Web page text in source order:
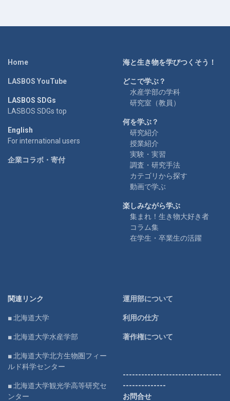
Home
LASBOS YouTube
LASBOS SDGs
LASBOS SDGs top
English
For international users
企業コラボ・寄付
海と生き物を学びつくそう！
どこで学ぶ？
水産学部の学科
研究室（教員）
何を学ぶ？
研究紹介
授業紹介
実験・実習
調査・研究手法
カテゴリから探す
動画で学ぶ
楽しみながら学ぶ
集まれ！生き物大好き者
コラム集
在学生・卒業生の活躍
関連リンク
■ 北海道大学
■ 北海道大学水産学部
■ 北海道大学北方生物圏フィー
ルド科学センター
■ 北海道大学観光学高等研究セ
ンター
運用部について
利用の仕方
著作権について
--------------------------------
--------------
お問合せ